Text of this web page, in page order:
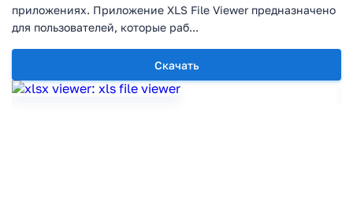
Скачать
приложениях. Приложение XLS File Viewer предназначено
для пользователей, которые раб...